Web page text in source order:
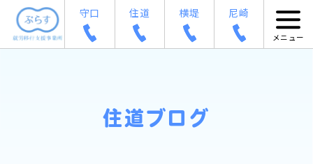
守口 住道 横堤 尼崎
住道ブログ